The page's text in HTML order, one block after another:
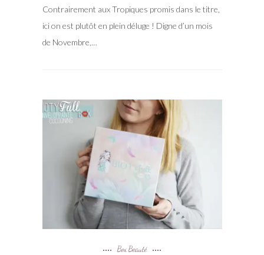
Contrairement aux Tropiques promis dans le titre,
ici on est plutôt en plein déluge ! Digne d’un mois
de Novembre,…
Box Beauté